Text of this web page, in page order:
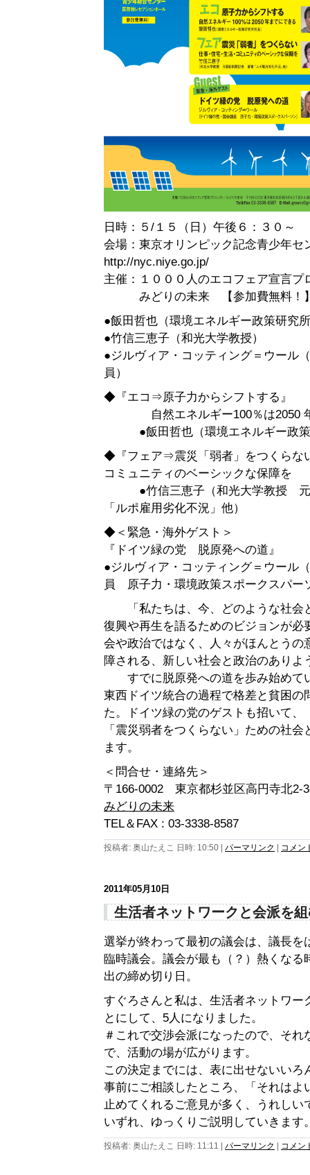
日時：５/１５（日）午後６：３０～
会場：東京オリンピック記念青少年セ
http://nyc.niye.go.jp/
主催：１０００人のエコフェア宣言プ
みどりの未来 【参加費無料！
●飯田哲也（環境エネルギー政策研究
●竹信三恵子（和光大学教授）
●ジルヴィア・コッティング＝ウール
員）
◆『エコ⇒原子力からシフトする』
自然エネルギー100％は2050 年
●飯田哲也（環境エネルギー政策
◆『フェア⇒震災「弱者」をつくらな
コミュニティのベーシックな保障を
●竹信三恵子（和光大学教授 元
「ルポ雇用劣化不況」他）
◆＜緊急・海外ゲスト＞
『ドイツ緑の党 脱原発への道』
●ジルヴィア・コッティング＝ウール
員 原子力・環境政策スポークスパー
「私たちは、今、どのような社会
復興や再生を語るためのビジョンが必
会や政治ではなく、人々がほんとうの
障される、新しい社会と政治のありよ
すでに脱原発への道を歩み始めて
東西ドイツ統合の過程で格差と貧困の
た。ドイツ緑の党のゲストも招いて、
「震災弱者をつくらない」ための社
ます。
＜問合せ・連絡先＞
〒166-0002 東京都杉並区高円寺北2-
みどりの未来
TEL＆FAX : 03-3338-8587
投稿者: 奥山たえこ 日時: 10:50 パーマリンク コメン
2011年05月10日
生活者ネットワークと会派を
選挙が終わって最初の議会は、議長を
臨時議会。議会が最も（？）熱くなる
出の締め切り日。
すぐろさんと私は、生活者ネットワー
とにして、5人になりました。
＃これで交渉会派になったので、それ
で、活動の場が広がります。
この決定までには、表に出せないいろ
事前にご相談したところ、「それはよ
止めてくれるご意見が多く、うれしい
いずれ、ゆっくりご説明していきます
投稿者: 奥山たえこ 日時: 11:11 パーマリンク コメン